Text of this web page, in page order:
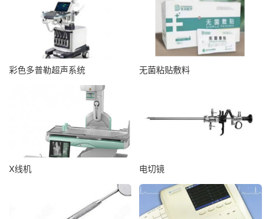
彩色多普勒超声系统 无菌粘贴敷料
X线机 电切镜